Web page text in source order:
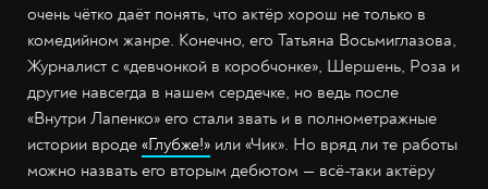
очень чётко даёт понять, что актёр хорош не только в
комедийном жанре. Конечно, его Татьяна Восьмиглазова,
Журналист с «девчонкой в коробчонке», Шершень, Роза и
другие навсегда в нашем сердечке, но ведь после
«Внутри Лапенко» его стали звать и в полнометражные
истории вроде «Глубже!» или «Чик». Но вряд ли те работы
можно назвать его вторым дебютом — всё-таки актёру